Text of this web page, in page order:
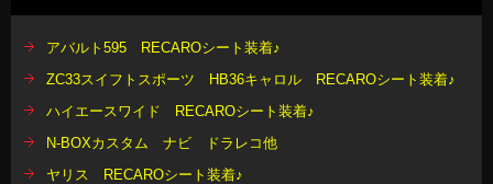
アバルト595 RECAROシート装着♪
ZC33スイフトスポーツ HB36キャロル RECAROシート装着♪
ハイエースワイド RECAROシート装着♪
N-BOXカスタム ナビ ドラレコ他
ヤリス RECAROシート装着♪